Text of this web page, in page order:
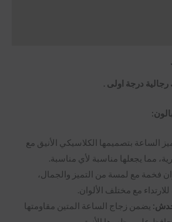
رجالية درجة اولى .
بالون:
الساعة بتصميمها الكلاسيكي الأنيق مع
مما يجعلها مناسبة لأي مناسبة.
فخمة مع لمسة من التميز والجمال،
مع مختلف الألوان.
يضمن زجاج الساعة المتين مقاومتها